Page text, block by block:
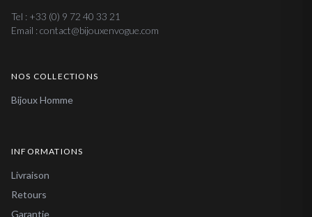
Tel : +33 (0) 9 72 40 33 21
Email : contact@bijouxenvogue.com
NOS COLLECTIONS
Bijoux Homme
INFORMATIONS
Livraison
Retours
Garantie